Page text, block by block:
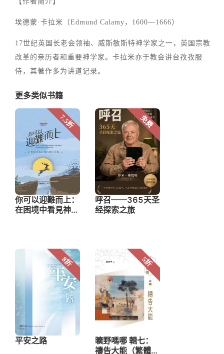
埃德蒙·卡拉米（Edmund Calamy，1600—1666）
17世纪英国长老会领袖、威斯敏斯特神学家之一，英国宗教
改革的亲历者和重要神学家。卡拉米亦于教会讲台孜孜服
侍，其著作多为讲道记录。
更多类似书籍